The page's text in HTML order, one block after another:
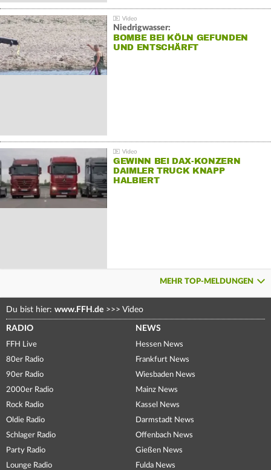
Niedrigwasser:
BOMBE BEI KÖLN GEFUNDEN
UND ENTSCHÄRFT
GEWINN BEI DAX-KONZERN
DAIMLER TRUCK KNAPP
HALBIERT
MEHR TOP-MELDUNGEN
Du bist hier: www.FFH.de >>> Video
RADIO
FFH Live
80er Radio
90er Radio
2000er Radio
Rock Radio
Oldie Radio
Schlager Radio
Party Radio
Lounge Radio
NEWS
Hessen News
Frankfurt News
Wiesbaden News
Mainz News
Kassel News
Darmstadt News
Offenbach News
Gießen News
Fulda News